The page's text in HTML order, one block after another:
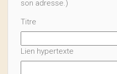
son adresse.)
Titre
Lien hypertexte